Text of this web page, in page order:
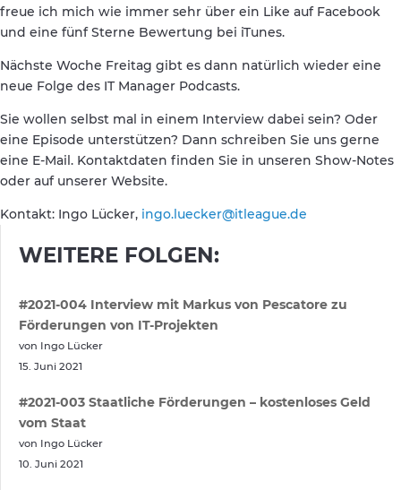
freue ich mich wie immer sehr über ein Like auf Facebook
und eine fünf Sterne Bewertung bei iTunes.
Nächste Woche Freitag gibt es dann natürlich wieder eine
neue Folge des IT Manager Podcasts.
Sie wollen selbst mal in einem Interview dabei sein? Oder
eine Episode unterstützen? Dann schreiben Sie uns gerne
eine E-Mail. Kontaktdaten finden Sie in unseren Show-Notes
oder auf unserer Website.
Kontakt: Ingo Lücker, ingo.luecker@itleague.de
WEITERE FOLGEN:
#2021-004 Interview mit Markus von Pescatore zu
Förderungen von IT-Projekten
von Ingo Lücker
15. Juni 2021
#2021-003 Staatliche Förderungen – kostenloses Geld
vom Staat
von Ingo Lücker
10. Juni 2021